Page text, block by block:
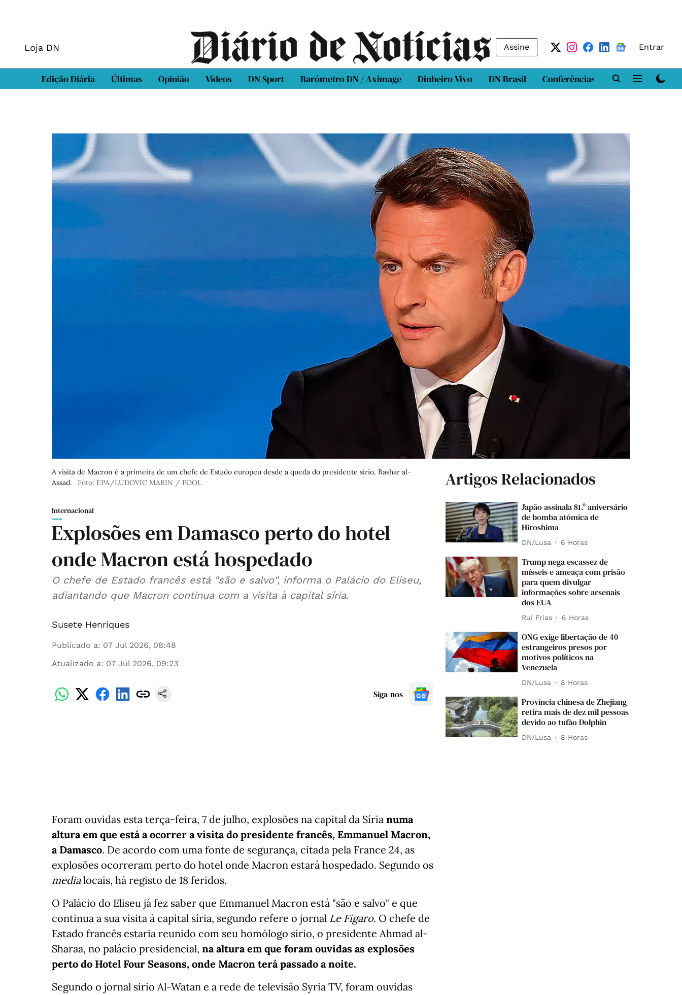
Loja DN Assine Entrar
Edição Diária Últimas Opinião Vídeos DN Sport Barómetro DN / Aximage Dinheiro Vivo DN Brasil Conferências DN LAB
A visita de Macron é a primeira de um chefe de Estado europeu desde a queda do presidente sírio, Bashar al-
Assad.
Foto: EPA/LUDOVIC MARIN / POOL
Internacional
Explosões em Damasco perto do hotel
onde Macron está hospedado
O chefe de Estado francês está "são e salvo", informa o Palácio do Eliseu,
adiantando que Macron continua com a visita à capital síria.
Susete Henriques
Publicado a: 07 Jul 2026, 08:48
Atualizado a: 07 Jul 2026, 09:23
Siga-nos
Foram ouvidas esta terça-feira, 7 de julho, explosões na capital da Síria numa
altura em que está a ocorrer a visita do presidente francês, Emmanuel Macron,
a Damasco. De acordo com uma fonte de segurança, citada pela France 24, as
explosões ocorreram perto do hotel onde Macron estará hospedado. Segundo os
medialocais, há registo de 18 feridos.
O Palácio do Eliseu já fez saber que Emmanuel Macron está "são e salvo" e que
continua a sua visita à capital síria, segundo refere o jornal Le Figaro. O chefe de
Estado francês estaria reunido com seu homólogo sírio, o presidente Ahmad al-
Sharaa, no palácio presidencial, na altura em que foram ouvidas as explosões
perto do Hotel Four Seasons, onde Macron terá passado a noite.
Segundo o jornal sírio Al-Watan e a rede de televisão Syria TV, foram ouvidas
Artigos Relacionados
Japão assinala 81.º aniversário
de bomba atómica de
Hiroshima
DN/Lusa 6 Horas
Trump nega escassez de
mísseis e ameaça com prisão
para quem divulgar
informações sobre arsenais
dos EUA
Rui Frias 6 Horas
ONG exige libertação de 40
estrangeiros presos por
motivos políticos na
Venezuela
DN/Lusa 8 Horas
Província chinesa de Zhejiang
retira mais de dez mil pessoas
devido ao tufão Dolphin
DN/Lusa 8 Horas